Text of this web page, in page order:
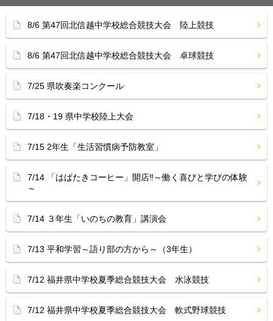
8/6 第47回北信越中学校総合競技大会 陸上競技
8/6 第47回北信越中学校総合競技大会 卓球競技
7/25 県吹奏楽コンクール
7/18・19 県中学校陸上大会
7/15 2年生「生活習慣病予防教室」
7/14 「はばたきコーヒー」開店‼︎～働く喜びと学びの体験
～
7/14 ３年生「いのちの教育」講演会
7/13 平和学習～語り部の方から～（3年生）
7/12 福井県中学校夏季総合競技大会 水泳競技
7/12 福井県中学校夏季総合競技大会 軟式野球競技